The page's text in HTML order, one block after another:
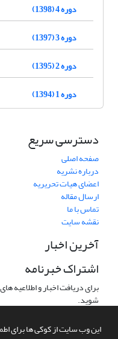
این وب سایت از کوکی ها برای
دوره 4 (1398)
دوره 3 (1397)
دوره 2 (1395)
دوره 1 (1394)
دسترسی سریع
صفحه اصلی
درباره نشریه
اعضای هیات تحریریه
ارسال مقاله
تماس با ما
نقشه سایت
آخرین اخبار
اشتراک خبرنامه
برای دریافت اخبار و اطلاعیه
شوید.